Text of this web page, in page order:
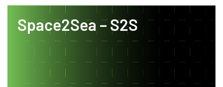
Space2Sea – S2S